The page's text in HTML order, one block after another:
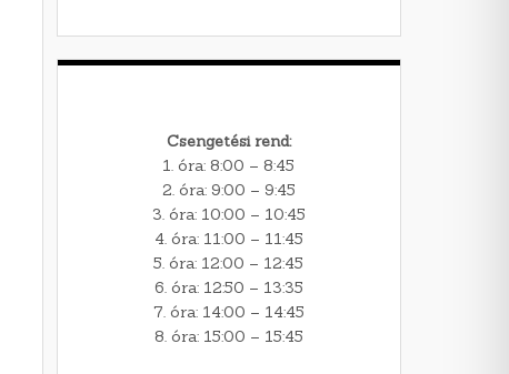
Csengetési rend:
1. óra: 8:00 – 8:45
2. óra: 9:00 – 9:45
3. óra: 10:00 – 10:45
4. óra: 11:00 – 11:45
5. óra: 12:00 – 12:45
6. óra: 12:50 – 13:35
7. óra: 14:00 – 14:45
8. óra: 15:00 – 15:45